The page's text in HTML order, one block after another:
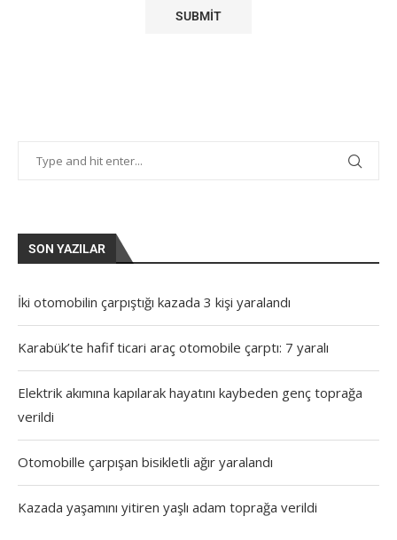
SON YAZILAR
İki otomobilin çarpıştığı kazada 3 kişi yaralandı
Karabük’te hafif ticari araç otomobile çarptı: 7 yaralı
Elektrik akımına kapılarak hayatını kaybeden genç toprağa
verildi
Otomobille çarpışan bisikletli ağır yaralandı
Kazada yaşamını yitiren yaşlı adam toprağa verildi